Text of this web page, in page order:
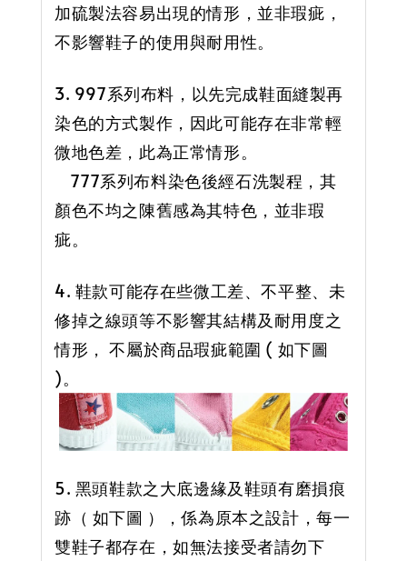
加硫製法容易出現的情形，並非瑕疵，
不影響鞋子的使用與耐用性。
3. 997系列布料，以先完成鞋面縫製再
染色的方式製作，因此可能存在非常輕
微地色差，此為正常情形。
777系列布料染色後經石洗製程，其
顏色不均之陳舊感為其特色，並非瑕
疵。
4. 鞋款可能存在些微工差、不平整、未
修掉之線頭等不影響其結構及耐用度之
情形， 不屬於商品瑕疵範圍 ( 如下圖
)。
5. 黑頭鞋款之大底邊緣及鞋頭有磨損痕
跡（ 如下圖 ），係為原本之設計，每一
雙鞋子都存在，如無法接受者請勿下